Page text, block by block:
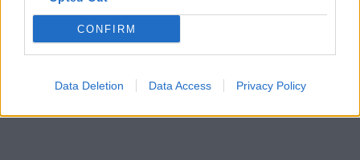
CONFIRM
Data Deletion Data Access Privacy Policy